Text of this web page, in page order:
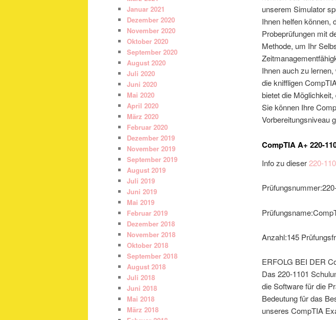
unserem Simulator
Ihnen helfen können,
Probeprüfungen mit
Methode, um Ihr
Ihnen auch zu
die kniffligen
bietet die
Sie können Ihre
Vorbereitungsniveau
CompTIA A+ 220-
Info zu dieser220-
Anzahl:145
ERFOLG BEI DER
Das 220-1101
die Software für die
Bedeutung für das
unseres CompTIA
Januar 2021
Dezember 2020
November 2020
Oktober 2020
September 2020
August 2020
Juli 2020
Juni 2020
Mai 2020
April 2020
März 2020
Februar 2020
Dezember 2019
November 2019
September 2019
August 2019
Juli 2019
Juni 2019
Mai 2019
Februar 2019
Dezember 2018
November 2018
Oktober 2018
September 2018
August 2018
Juli 2018
Juni 2018
Mai 2018
März 2018